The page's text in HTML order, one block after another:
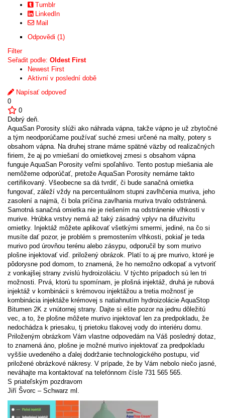
Tumblr
LinkedIn
Mail
Odpovědi (1)
Filter
Seřadit podle: Oldest First
Newest First
Aktivní v poslední době
Napísať odpoveď
0
0
Dobrý deň.
AquaSan Porosity slúži ako náhrada vápna, takže vápno je už zbytočné
a tým neodporúčame používať suché zmesi určené na malty, potery s
obsahom vápna. Na druhej strane máme spätné väzby od realizačných
firiem, že aj po vmiešaní do omietkovej zmesi s obsahom vápna
funguje AquaSan Porosity veľmi spoľahlivo. Tento postup miešania ale
nemôžeme odporúčať, pretože AquaSan Porosity nemáme takto
certifikovaný. Všeobecne sa dá tvrdiť, či bude sanačná omietka
fungovať, záleží vždy na percentuálnom stupni zavlhčenia muriva, jeho
zasolení a najmä, či bola príčina zavlhania muriva trvalo odstránená.
Samotná sanačná omietka nie je riešením na odstránenie vlhkosti v
murive. Hrúbka vrstvy nemá až taký zásadný vplyv na difuzivitu
omietky. Injektáž môžete aplikovať všetkými smermi, jediné, na čo si
musíte dať pozor, je problém s premostením vlhkosti, pokiaľ je teda
murivo pod úrovňou terénu alebo zásypu, odporučil by som murivo
plošne injektovať viď. priložený obrázok. Platí to aj pre murivo, ktoré je
pôdorysne pod domom, to znamená, že ho nemožno odkopať a vytvoriť
z vonkajšej strany zvislú hydroizoláciu. V týchto prípadoch sú len tri
možnosti. Prvá, ktorú tu spomínam, je plošná injektáž, druhá je rubová
injektáž v kombinácii s krémovou injektážou a tretia možnosť je
kombinácia injektáže krémovej s natiahnutím hydroizolácie AquaStop
Bitumen 2K z vnútornej strany. Dajte si ešte pozor na jednu dôležitú
vec, a to, že plošne môžete murivo injektovať len za predpokladu, že
nedochádza k priesaku, tj prietoku tlakovej vody do interiéru domu.
Priloženým obrázkom Vám vlastne odpovedám na Váš posledný dotaz,
to znamená áno, plošne je možné murivo injektovať za predpokladu
vyššie uvedeného a ďalej dodržanie technologického postupu, viď
priložené obrázkové nákresy. V prípade, že by Vám nebolo niečo jasné,
neváhajte ma kontaktovať na telefónnom čísle 731 565 565.
S priateľským pozdravom
Jiří Švorc – Schwarz ml.